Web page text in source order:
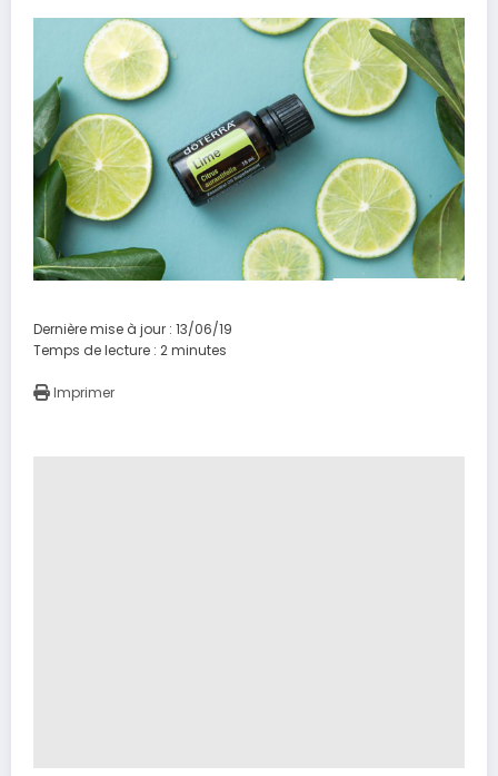
Dernière mise à jour : 13/06/19
Temps de lecture : 2minutes
Imprimer